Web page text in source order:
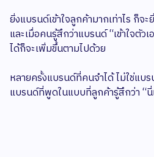
ยิ่งแบรนด์เข้าใจลูกค้ามากเท่าไร ก็จ
และเมื่อคนรู้สึกว่าแบรนด์ “เข้าใจตัว
ได้ก็จะเพิ่มขึ้นตามไปด้วย
หลายครั้งแบรนด์ที่คนจำได้ ไม่ใช่แบ
แบรนด์ที่พูดในแบบที่ลูกค้ารู้สึกว่า “